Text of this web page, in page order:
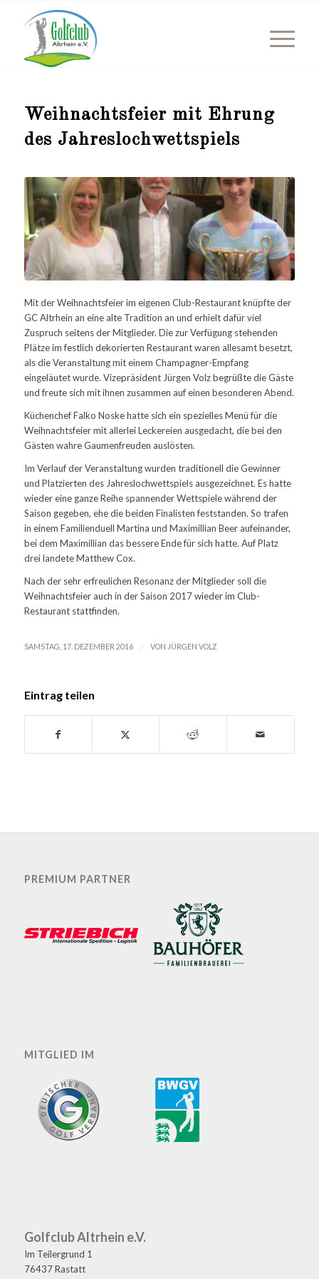
Weihnachtsfeier mit Ehrung
des Jahreslochwettspiels
Mit der Weihnachtsfeier im eigenen Club-Restaurant knüpfte der
GC Altrhein an eine alte Tradition an und erhielt dafür viel
Zuspruch seitens der Mitglieder. Die zur Verfügung stehenden
Plätze im festlich dekorierten Restaurant waren allesamt besetzt,
als die Veranstaltung mit einem Champagner-Empfang
eingeläutet wurde. Vizepräsident Jürgen Volz begrüßte die Gäste
und freute sich mit ihnen zusammen auf einen besonderen Abend.
Küchenchef Falko Noske hatte sich ein spezielles Menü für die
Weihnachtsfeier mit allerlei Leckereien ausgedacht, die bei den
Gästen wahre Gaumenfreuden auslösten.
Im Verlauf der Veranstaltung wurden traditionell die Gewinner
und Platzierten des Jahreslochwettspiels ausgezeichnet. Es hatte
wieder eine ganze Reihe spannender Wettspiele während der
Saison gegeben, ehe die beiden Finalisten feststanden. So trafen
in einem Familienduell Martina und Maximillian Beer aufeinander,
bei dem Maximillian das bessere Ende für sich hatte. Auf Platz
drei landete Matthew Cox.
Nach der sehr erfreulichen Resonanz der Mitglieder soll die
Weihnachtsfeier auch in der Saison 2017 wieder im Club-
Restaurant stattfinden.
SAMSTAG, 17. DEZEMBER 2016 / VON JÜRGEN VOLZ
Eintrag teilen
PREMIUM PARTNER
MITGLIED IM
Golfclub Altrhein e.V.
Im Teilergrund 1
76437 Rastatt